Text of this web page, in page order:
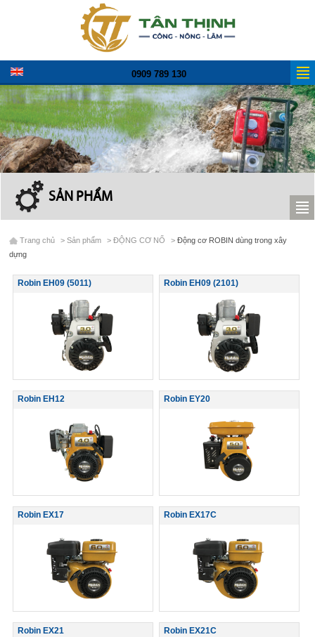
0909 789 130
SẢN PHẨM
Trang chủ >Sản phẩm >ĐỘNG CƠ NỔ >Động cơ ROBIN dùng trong xây
dựng
Robin EH09 (5011) Robin EH09 (2101)
Robin EH12 Robin EY20
Robin EX17 Robin EX17C
Robin EX21 Robin EX21C